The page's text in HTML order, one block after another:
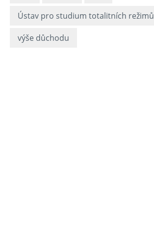
Ústav pro studium totalitních režimů
výše důchodu